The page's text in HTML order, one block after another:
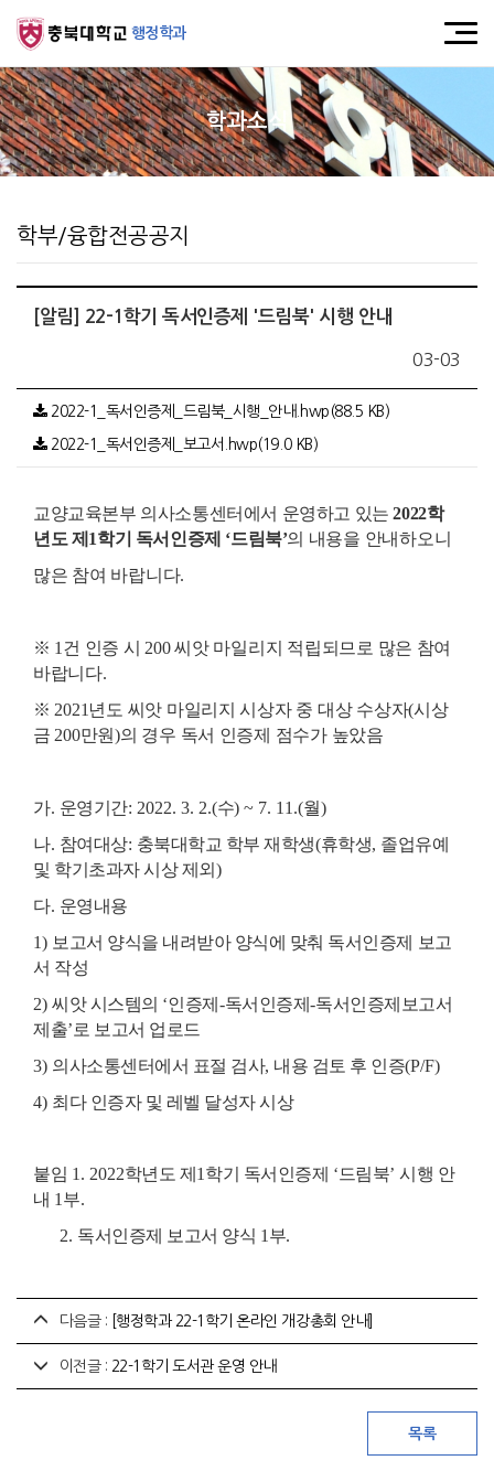
행정학과
학과소식
학부/융합전공공지
[알림] 22-1학기 독서인증제 '드림북' 시행 안내
03-03
2022-1_독서인증제_드림북_시행_안내.hwp(88.5 KB)
2022-1_독서인증제_보고서.hwp(19.0 KB)
교양교육본부 의사소통센터에서 운영하고 있는 2022학
년도 제 1학기 독서인증제 ‘드림북’의 내용을 안내하오니
많은 참여 바랍니다.
※ 1건 인증 시 200 씨앗 마일리지 적립되므로 많은 참여
바랍니다.
※ 2021년도 씨앗 마일리지 시상자 중 대상 수상자(시상
금 200만원)의 경우 독서 인증제 점수가 높았음
가. 운영기간: 2022. 3. 2.(수) ~ 7. 11.(월)
나. 참여대상: 충북대학교 학부 재학생(휴학생, 졸업유예
및 학기초과자 시상 제외 )
다. 운영내용
1) 보고서 양식을 내려받아 양식에 맞춰 독서인증제 보고
서 작성
2) 씨앗 시스템의 ‘인증제 -독서인증제-독서인증제보고서
제출’ 로 보고서 업로드
3) 의사소통센터에서 표절 검사, 내용 검토 후 인증(P/F)
4) 최다 인증자 및 레벨 달성자 시상
붙임 1. 2022학년도 제 1 학기 독서인증제 ‘ 드림북’시행 안
내 1 부.
2. 독서인증제 보고서 양식 1 부.
다음글 : [행정학과 22-1학기 온라인 개강총회 안내]
이전글 : 22-1학기 도서관 운영 안내